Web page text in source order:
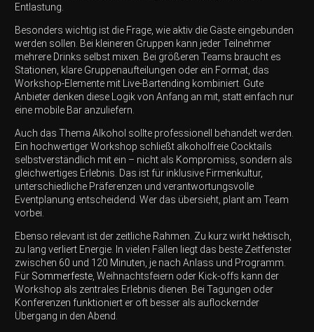
Entlastung.
Besonders wichtig ist die Frage, wie aktiv die Gäste eingebunden
werden sollen. Bei kleineren Gruppen kann jeder Teilnehmer
mehrere Drinks selbst mixen. Bei größeren Teams braucht es
Stationen, klare Gruppenaufteilungen oder ein Format, das
Workshop-Elemente mit Live-Bartending kombiniert. Gute
Anbieter denken diese Logik von Anfang an mit, statt einfach nur
eine mobile Bar anzuliefern.
Auch das Thema Alkohol sollte professionell behandelt werden.
Ein hochwertiger Workshop schließt alkoholfreie Cocktails
selbstverständlich mit ein – nicht als Kompromiss, sondern als
gleichwertiges Erlebnis. Das ist für inklusive Firmenkultur,
unterschiedliche Präferenzen und verantwortungsvolle
Eventplanung entscheidend. Wer das übersieht, plant am Team
vorbei.
Ebenso relevant ist der zeitliche Rahmen. Zu kurz wirkt hektisch,
zu lang verliert Energie. In vielen Fällen liegt das beste Zeitfenster
zwischen 60 und 120 Minuten, je nach Anlass und Programm.
Für Sommerfeste , Weihnachtsfeiern oder Kick-offs kann der
Workshop als zentrales Erlebnis dienen. Bei Tagungen oder
Konferenzen funktioniert er oft besser als auflockernder
Übergang in den Abend.